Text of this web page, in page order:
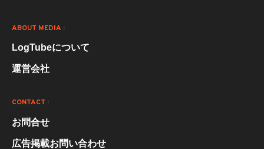
ABOUT MEDIA :
LogTubeについて
運営会社
CONTACT :
お問合せ
広告掲載お問い合わせ